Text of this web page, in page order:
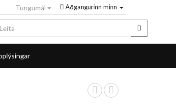
Aðgangurinn minn
Tungumál